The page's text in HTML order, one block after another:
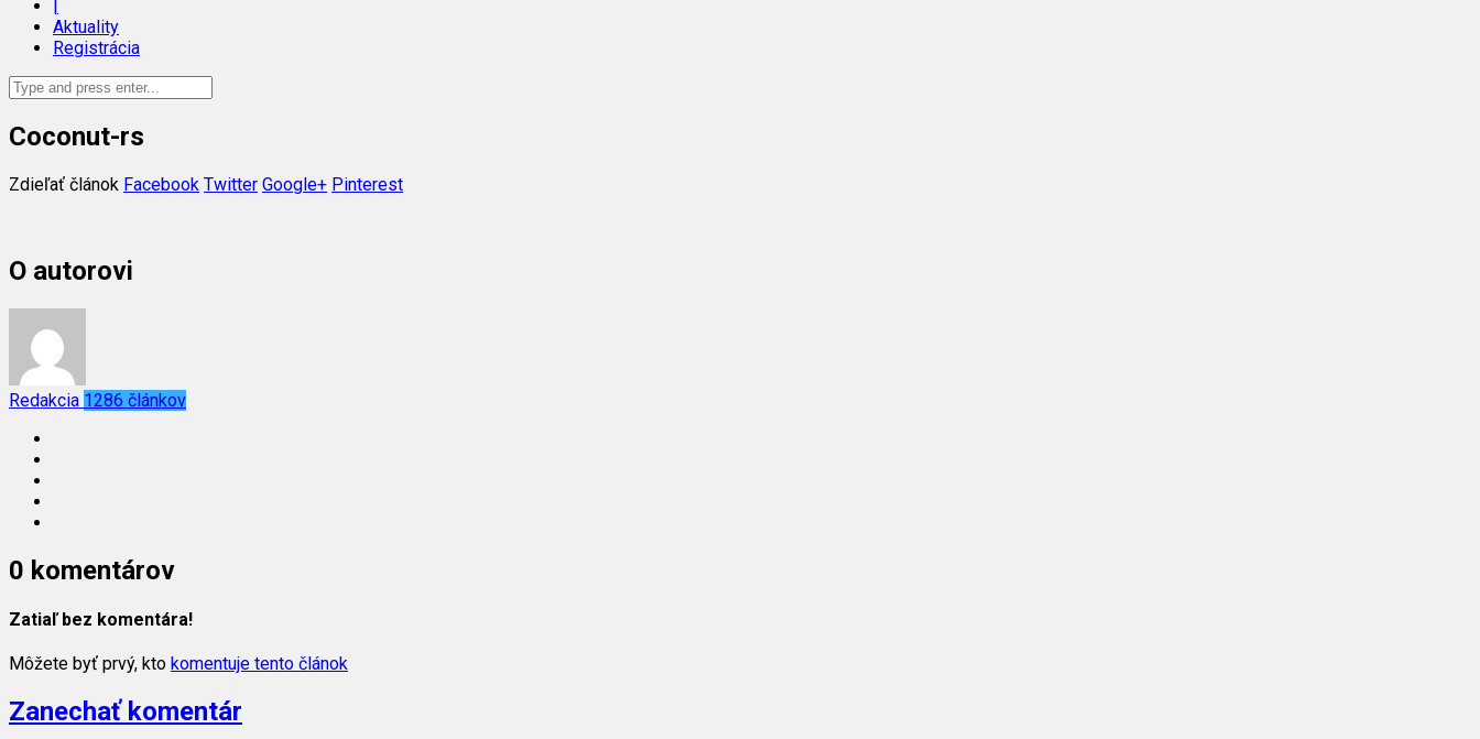
Aktuality
Registrácia
Coconut-rs
Zdieľať článok Facebook Twitter Google+ Pinterest
O autorovi
Redakcia 1286 článkov
0 komentárov
Zatiaľ bez komentára!
Môžete byť prvý, kto komentuje tento článok
Zanechať komentár